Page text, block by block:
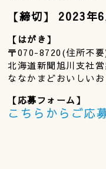
【締切】 2023年
【はがき】
〒070-8720(住所不
北海道新聞旭川支社
ななかまどおいしい
【応募フォーム】
こちらからご応